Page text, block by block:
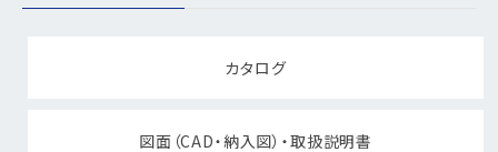
カタログ
図面（CAD・納入図）・取扱説明書